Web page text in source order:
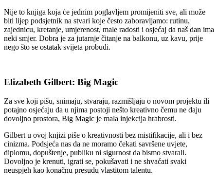
Nije to knjiga koja će jednim poglavljem promijeniti sve, ali može
biti lijep podsjetnik na stvari koje često zaboravljamo: rutinu,
zajednicu, kretanje, umjerenost, male radosti i osjećaj da naš dan ima
neki smjer. Dobra je za jutarnje čitanje na balkonu, uz kavu, prije
nego što se ostatak svijeta probudi.
Elizabeth Gilbert: Big Magic
Za sve koji pišu, snimaju, stvaraju, razmišljaju o novom projektu ili
potajno osjećaju da u njima postoji nešto kreativno čemu ne daju
dovoljno prostora, Big Magic je mala injekcija hrabrosti.
Gilbert u ovoj knjizi piše o kreativnosti bez mistifikacije, ali i bez
cinizma. Podsjeća nas da ne moramo čekati savršene uvjete,
diplomu, dopuštenje, publiku ni sigurnost da bismo stvarali.
Dovoljno je krenuti, igrati se, pokušavati i ne shvaćati svaki
neuspjeh kao konačnu presudu vlastitom talentu.